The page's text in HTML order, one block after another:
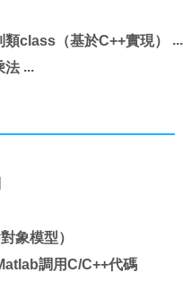
class（基於C++實現）
法
象模型）
調用C/C++代碼